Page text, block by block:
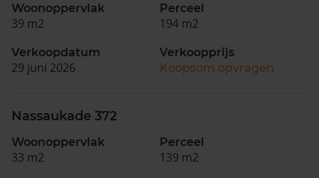
Woonoppervlak
39 m2
Perceel
194 m2
Verkoopdatum
29 juni 2026
Verkoopprijs
Koopsom opvragen
Nassaukade 372
Woonoppervlak
33 m2
Perceel
139 m2